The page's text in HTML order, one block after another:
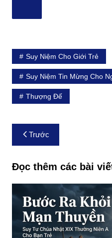
Suy Niệm Cho Giới Trẻ
Suy Niệm Tin Mừng Cho
Thượng Đế
Điều
hướng
bài
viết
Trước
Đọc thêm các bài